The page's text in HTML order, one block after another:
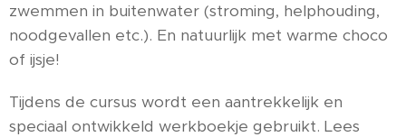
zwemmen in buitenwater (stroming, helphouding,
noodgevallen etc.). En natuurlijk met warme choco
of ijsje!
Tijdens de cursus wordt een aantrekkelijk en
speciaal ontwikkeld werkboekje gebruikt. Lees